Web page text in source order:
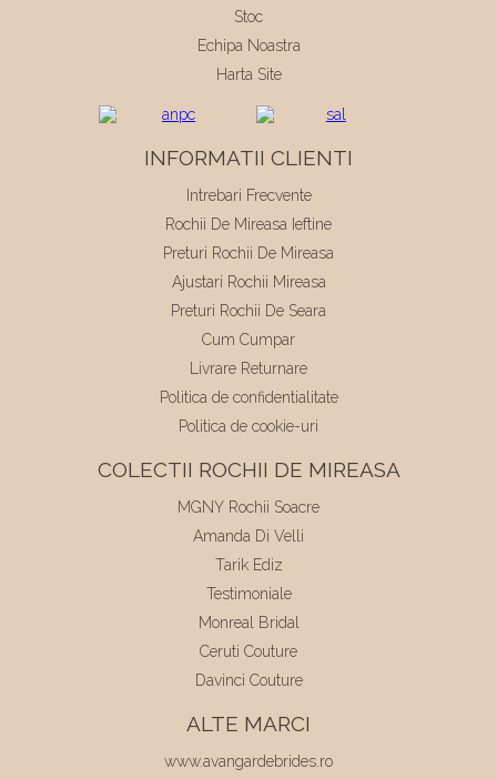
Stoc
Echipa Noastra
Harta Site
INFORMATII CLIENTI
Intrebari Frecvente
Rochii De Mireasa Ieftine
Preturi Rochii De Mireasa
Ajustari Rochii Mireasa
Preturi Rochii De Seara
Cum Cumpar
Livrare Returnare
Politica de confidentialitate
Politica de cookie-uri
COLECTII ROCHII DE MIREASA
MGNY Rochii Soacre
Amanda Di Velli
Tarik Ediz
Testimoniale
Monreal Bridal
Ceruti Couture
Davinci Couture
ALTE MARCI
www.avangardebrides.ro